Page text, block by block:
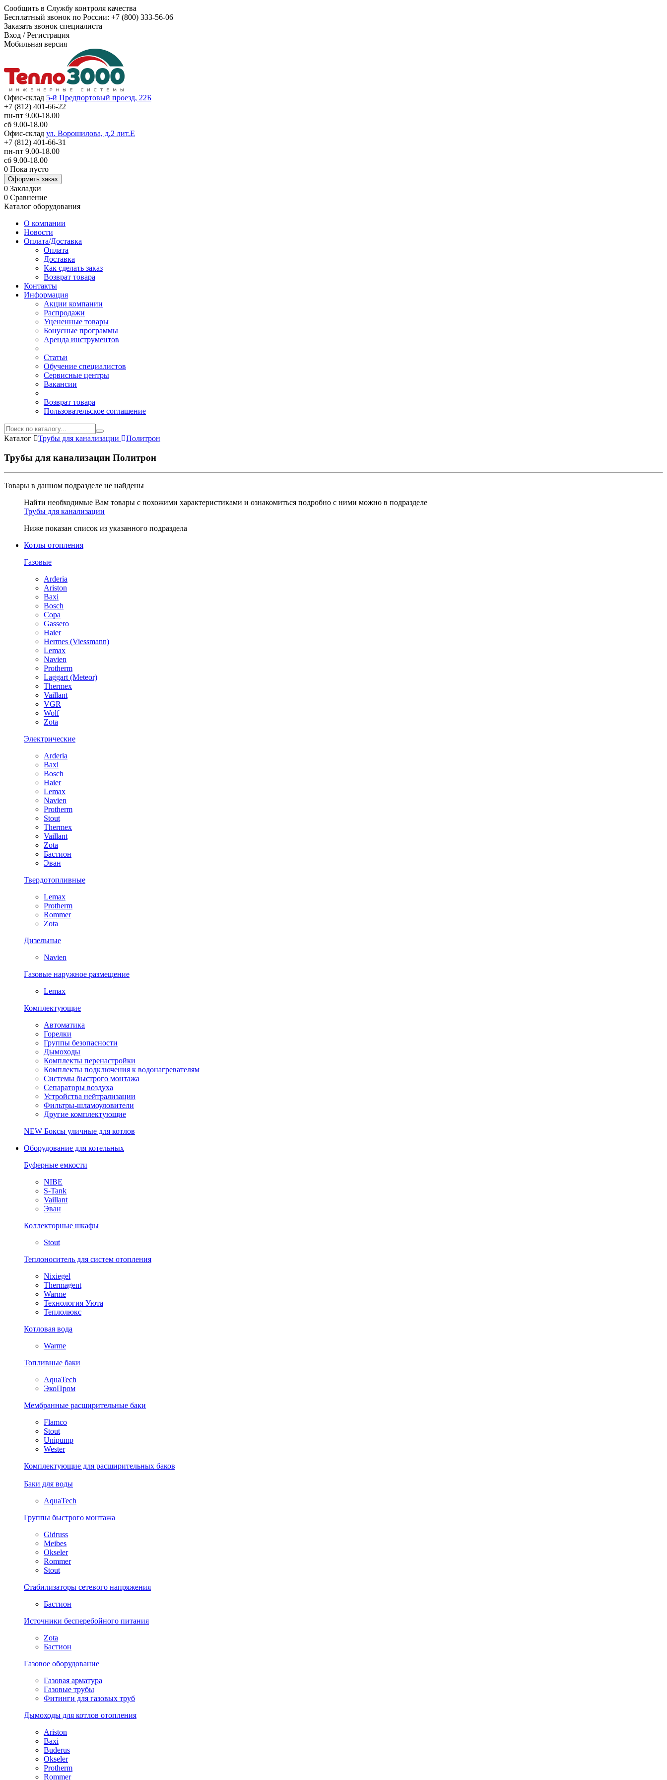
Сообщить в Службу контроля качества
Бесплатный звонок по России: +7 (800) 333-56-06
Заказать звонок специалиста
Вход /Регистрация
Мобильная версия
Офис-склад 5-й Предпортовый проезд, 22Б
+7 (812) 401-66-22
пн-пт 9.00-18.00
сб 9.00-18.00
Офис-склад ул. Ворошилова, д.2 лит.Е
+7 (812) 401-66-31
пн-пт 9.00-18.00
сб 9.00-18.00
0 Пока пусто
Оформить заказ
0 Закладки
0 Сравнение
Каталог оборудования
О компании
Новости
Оплата/Доставка
Оплата
Доставка
Как сделать заказ
Возврат товара
Контакты
Информация
Акции компании
Распродажи
Уцененные товары
Бонусные программы
Аренда инструментов
Статьи
Обучение специалистов
Сервисные центры
Вакансии
Возврат товара
Пользовательское соглашение
Каталог Трубы для канализации Политрон
Трубы для канализации Политрон
Товары в данном подразделе не найдены
Найти необходимые Вам товары с похожими характеристиками и ознакомиться подробно с ними можно в подразделе
Трубы для канализации
Ниже показан список из указанного подраздела
Котлы отопления
Газовые
Arderia
Ariston
Baxi
Bosch
Copa
Gassero
Haier
Hermes (Viessmann)
Lemax
Navien
Protherm
Laggart (Meteor)
Thermex
Vaillant
VGR
Wolf
Zota
Электрические
Arderia
Baxi
Bosch
Haier
Lemax
Navien
Protherm
Stout
Thermex
Vaillant
Zota
Бастион
Эван
Твердотопливные
Lemax
Protherm
Rommer
Zota
Дизельные
Navien
Газовые наружное размещение
Lemax
Комплектующие
Автоматика
Горелки
Группы безопасности
Дымоходы
Комплекты перенастройки
Комплекты подключения к водонагревателям
Системы быстрого монтажа
Сепараторы воздуха
Устройства нейтрализации
Фильтры-шламоуловители
Другие комплектующие
NEW Боксы уличные для котлов
Оборудование для котельных
Буферные емкости
NIBE
S-Tank
Vaillant
Эван
Коллекторные шкафы
Stout
Теплоноситель для систем отопления
Nixiegel
Thermagent
Warme
Технология Уюта
Теплолюкс
Котловая вода
Warme
Топливные баки
AquaTech
ЭкоПром
Мембранные расширительные баки
Flamco
Stout
Unipump
Wester
Комплектующие для расширительных баков
Баки для воды
AquaTech
Группы быстрого монтажа
Gidruss
Meibes
Okseler
Rommer
Stout
Стабилизаторы сетевого напряжения
Бастион
Источники бесперебойного питания
Zota
Бастион
Газовое оборудование
Газовая арматура
Газовые трубы
Фитинги для газовых труб
Дымоходы для котлов отопления
Ariston
Baxi
Buderus
Okseler
Protherm
Rommer